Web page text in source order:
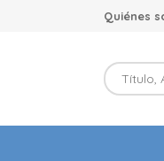
Quiénes